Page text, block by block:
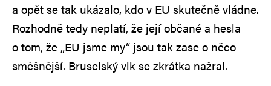
a opět se tak ukázalo, kdo v EU skutečně vládne.
Rozhodně tedy neplatí, že její občané a hesla
o tom, že „EU jsme my“ jsou tak zase o něco
směšnější. Bruselský vlk se zkrátka nažral.